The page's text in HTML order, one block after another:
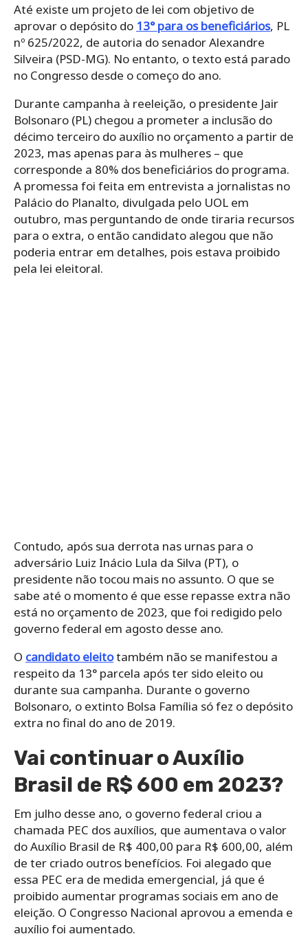
Até existe um projeto de lei com objetivo de
aprovar o depósito do 13° para os beneficiários, PL
nº 625/2022, de autoria do senador Alexandre
Silveira (PSD-MG). No entanto, o texto está parado
no Congresso desde o começo do ano.
Durante campanha à reeleição, o presidente Jair
Bolsonaro (PL) chegou a prometer a inclusão do
décimo terceiro do auxílio no orçamento a partir de
2023, mas apenas para às mulheres – que
corresponde a 80% dos beneficiários do programa.
A promessa foi feita em entrevista a jornalistas no
Palácio do Planalto, divulgada pelo UOL em
outubro, mas perguntando de onde tiraria recursos
para o extra, o então candidato alegou que não
poderia entrar em detalhes, pois estava proibido
pela lei eleitoral.
Contudo, após sua derrota nas urnas para o
adversário Luiz Inácio Lula da Silva (PT), o
presidente não tocou mais no assunto. O que se
sabe até o momento é que esse repasse extra não
está no orçamento de 2023, que foi redigido pelo
governo federal em agosto desse ano.
O candidato eleitotambém não se manifestou a
respeito da 13° parcela após ter sido eleito ou
durante sua campanha. Durante o governo
Bolsonaro, o extinto Bolsa Família só fez o depósito
extra no final do ano de 2019.
Vai continuar o Auxílio
Brasil de R$ 600 em 2023?
Em julho desse ano, o governo federal criou a
chamada PEC dos auxílios, que aumentava o valor
do Auxílio Brasil de R$ 400,00 para R$ 600,00, além
de ter criado outros benefícios. Foi alegado que
essa PEC era de medida emergencial, já que é
proibido aumentar programas sociais em ano de
eleição. O Congresso Nacional aprovou a emenda e
auxílio foi aumentado.